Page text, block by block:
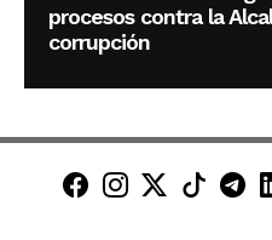
procesos contra la
corrupción
Minuto30 en
Minuto30